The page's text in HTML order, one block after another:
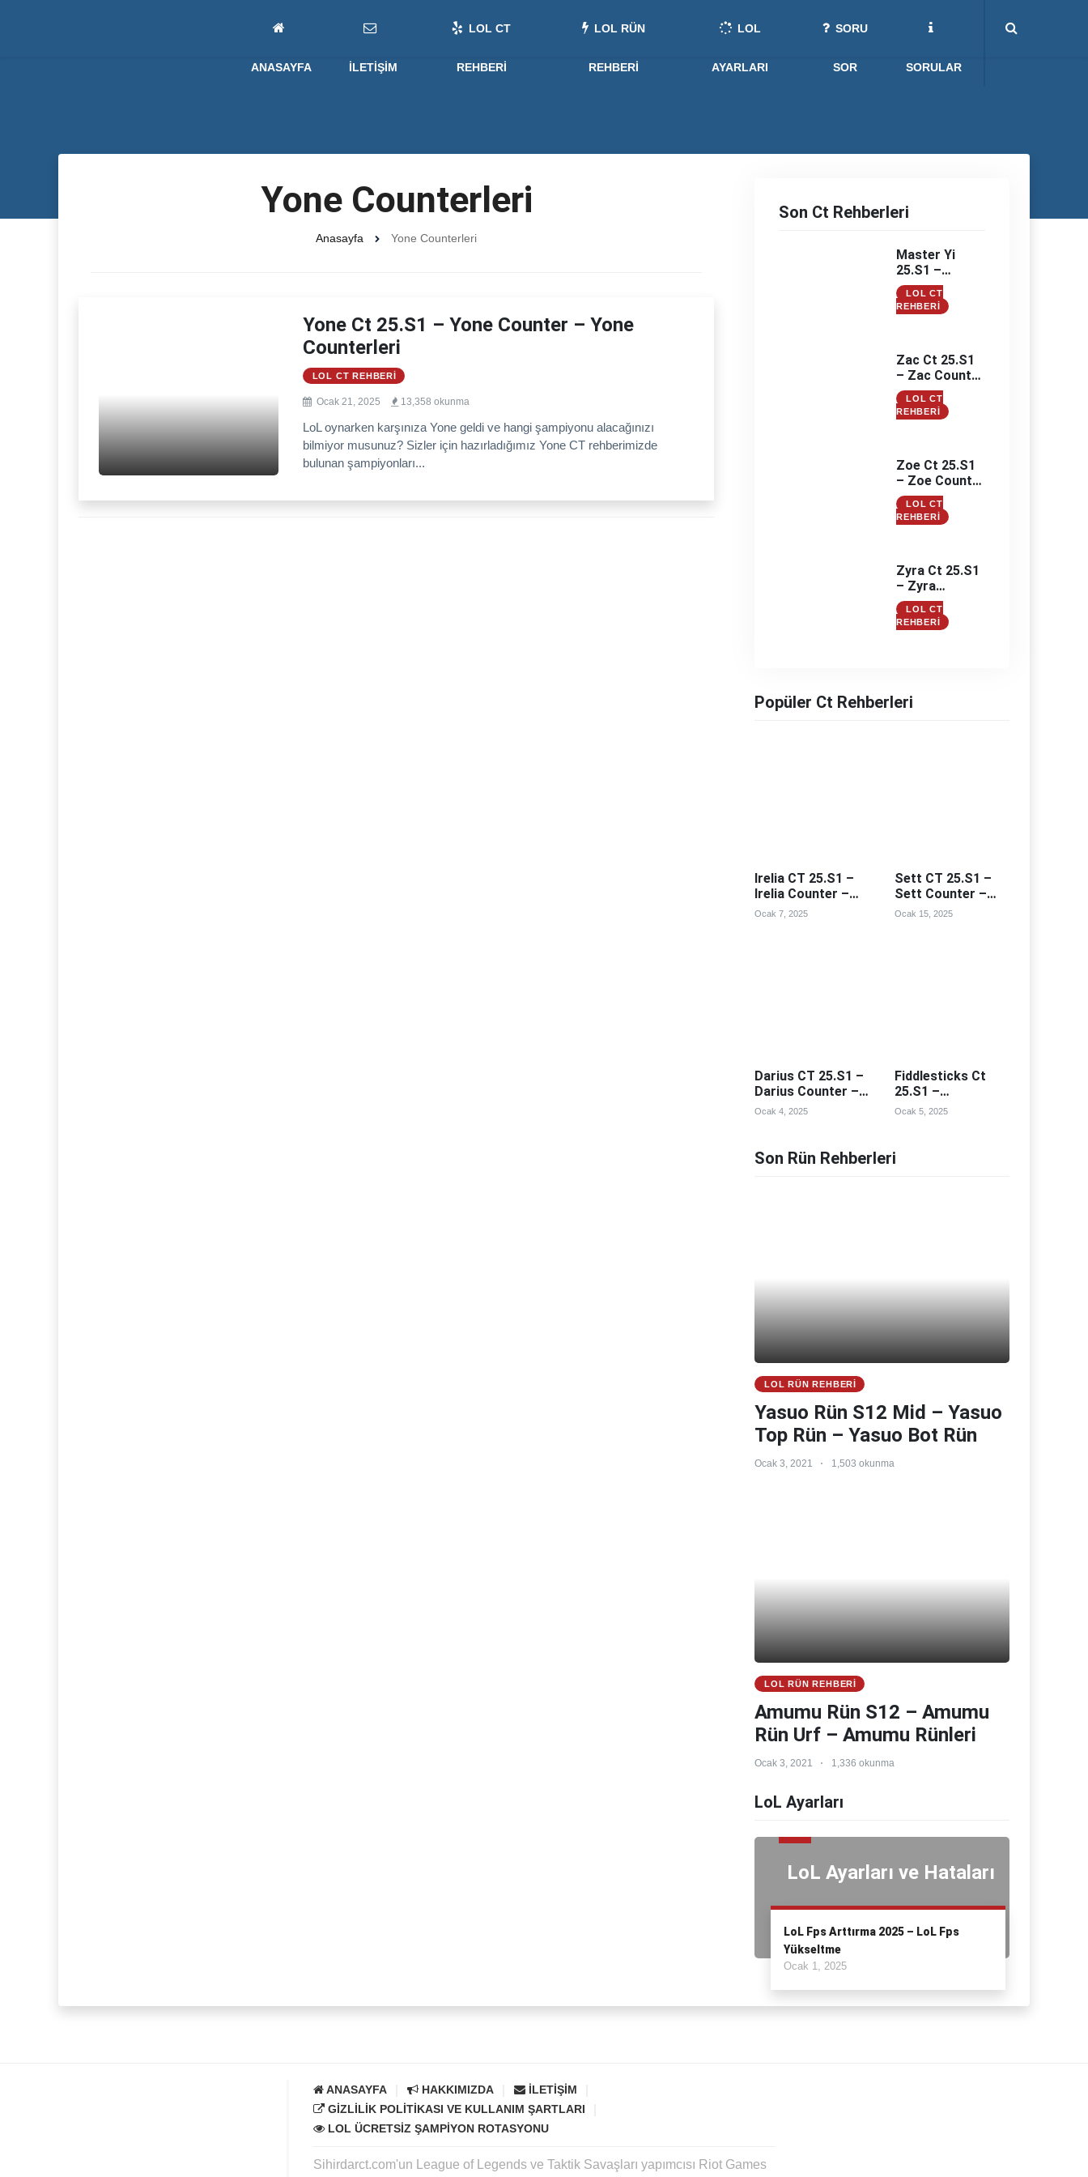
ANASAYFA İLETIŞIM
LOL CT
REHBERI
LOL RÜN
REHBERI
LOL
AYARLARI
SORU
SOR SORULAR
Yone Counterleri
Anasayfa Yone Counterleri
Yone Ct 25.S1 – Yone Counter – Yone
Counterleri
LOL CT REHBERI
Ocak 21, 2025 13,358 okunma
LoL oynarken karşınıza Yone geldi ve hangi şampiyonu alacağınızı
bilmiyor musunuz? Sizler için hazırladığımız Yone CT rehberimizde
bulunan şampiyonları...
Son Ct Rehberleri
Master Yi
25.S1 –
Master Yi
Counter –
Master Yi
LOL CT
REHBERI
Zac Ct 25.S1
– Zac Counter
– Zac
Counterleri
LOL CT
REHBERI
Zoe Ct 25.S1
– Zoe Counter
– Zoe
Counterleri
LOL CT
REHBERI
Zyra Ct 25.S1
– Zyra
Counter –
Zyra
Counterleri
LOL CT
REHBERI
Popüler Ct Rehberleri
Irelia CT 25.S1 –
Irelia Counter –
Irealia Counterleri
Ocak 7, 2025
Sett CT 25.S1 –
Sett Counter –
Sett Counterleri
Ocak 15, 2025
Darius CT 25.S1 –
Darius Counter –
Darius Counterleri
Ocak 4, 2025
Fiddlesticks Ct
25.S1 –
Fiddlesticks
Counterleri
Ocak 5, 2025
Son Rün Rehberleri
LOL RÜN REHBERI
Yasuo Rün S12 Mid – Yasuo
Top Rün – Yasuo Bot Rün
Ocak 3, 2021 1,503 okunma
LOL RÜN REHBERI
Amumu Rün S12 – Amumu
Rün Urf – Amumu Rünleri
Ocak 3, 2021 1,336 okunma
LoL Ayarları
LoL Ayarları ve Hataları
LoL Fps Arttırma 2025 – LoL Fps
Yükseltme
Ocak 1, 2025
ANASAYFA HAKKIMIZDA
İLETIŞIM
GIZLILIK POLITIKASI VE KULLANIM ŞARTLARI
LOL ÜCRETSIZ ŞAMPIYON ROTASYONU
Sihirdarct.com'un League of Legends ve Taktik Savaşları yapımcısı Riot Games